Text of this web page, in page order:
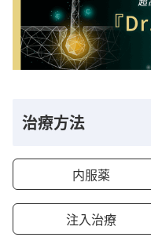
治療方法
内服薬
注入治療